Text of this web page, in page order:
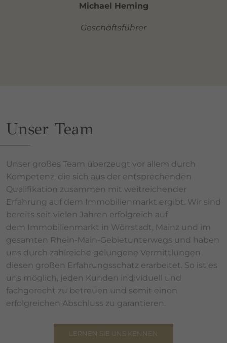
Michael Heming
Geschäftsführer
Unser Team
Unser großes Team überzeugt vor allem durch
Kompetenz, die sich aus der entsprechenden
Qualifikation zusammen mit weitreichender
Erfahrung auf dem Immobilienmarkt ergibt. Wir sind
bereits seit vielen Jahren erfolgreich auf
dem Immobilienmarkt in Wörrstadt, Mainz und im
gesamten Rhein-Main-Gebietunterwegs und haben
uns durch zahlreiche gelungene Vermittlungen
diesen großen Erfahrungsschatz erarbeitet. So ist es
uns möglich, jeden Kunden individuell und
fachgerecht zu betreuen und somit einen
erfolgreichen Abschluss zu garantieren.
LERNEN SIE UNS KENNEN